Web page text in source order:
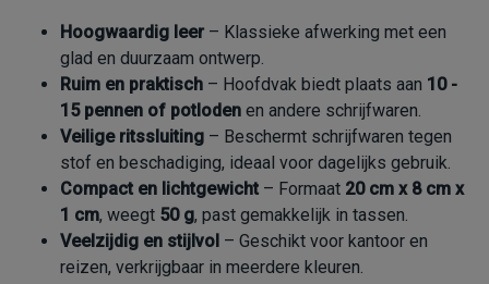
Hoogwaardig leer – Klassieke afwerking met een
glad en duurzaam ontwerp.
Ruim en praktisch – Hoofdvak biedt plaats aan 10 -
15 pennen of potloden en andere schrijfwaren.
Veilige ritssluiting – Beschermt schrijfwaren tegen
stof en beschadiging, ideaal voor dagelijks gebruik.
Compact en lichtgewicht – Formaat 20 cm x 8 cm x
1 cm, weegt 50 g, past gemakkelijk in tassen.
Veelzijdig en stijlvol – Geschikt voor kantoor en
reizen, verkrijgbaar in meerdere kleuren.